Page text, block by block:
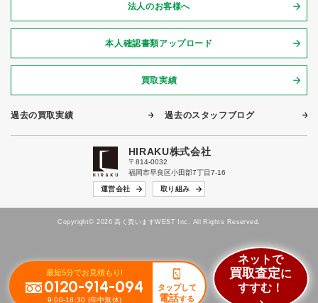
最短5分でお見積もり!
0120-914-094
9:00-18:30 (年中無休)
タップして
電話する
ネットで
買取査定に
すすむ！
法人のお客様へ
本人確認書類アップロード
買取実績
過去の買取実績 過去のスタッフブログ
HIRAKU株式会社
〒814-0032
福岡市早良区小田部7丁目7-16
運営会社 取り組み
Copyright© 2026 高く買いますWEST Inc. All Rights Reserved.